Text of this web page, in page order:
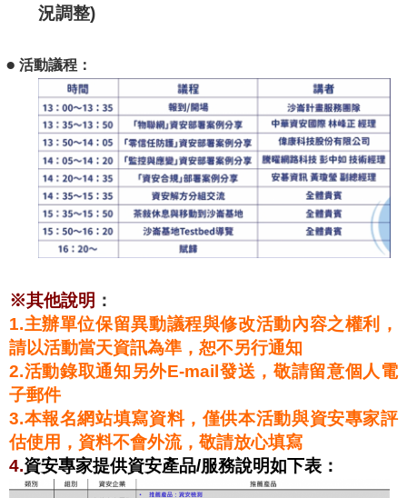
況調整)
● 活動議程：
※其他說明 ：
1.主辦單位保留異動議程與修改活動內容之權利，
請以活動當天資訊為準，恕不另行通知
2.活動錄取通知另外E-mail發送，敬請留意個人電
子郵件
3.本報名網站填寫資料，僅供本活動與資安專家評
估使用，資料不會外流，敬請放心填寫
4.資安專家提供資安產品/服務說明如下表：